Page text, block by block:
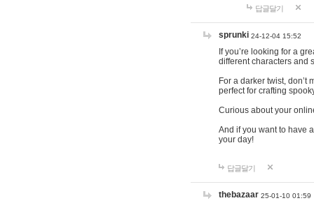
답글달기
sprunki 24-12-04 15:52
If you’re looking for a
different characters and
For a darker twist, don’t
perfect for crafting
Curious about your
And if you want to have
your day!
답글달기
thebazaar 25-01-10 01:59